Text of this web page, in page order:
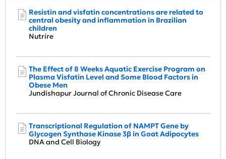
Resistin and visfatin concentrations are related to
central obesity and inflammation in Brazilian
children
Nutrire
The Effect of 8 Weeks Aquatic Exercise Program on
Plasma Visfatin Level and Some Blood Factors in
Obese Men
Jundishapur Journal of Chronic Disease Care
Transcriptional Regulation of NAMPT Gene by
Glycogen Synthase Kinase 3β in Goat Adipocytes
DNA and Cell Biology